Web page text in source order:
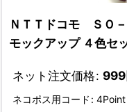
ＮＴＴドコモ ＳＯ
モックアップ ４色セ
ネット注文価格: 999
ネコポス用コード : 4Point